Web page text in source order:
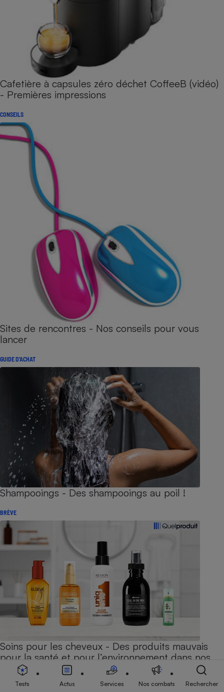
Cafetière à capsules zéro déchet CoffeeB (vidéo)
- Premières impressions
CONSEILS
Sites de rencontres - Nos conseils pour vous
lancer
GUIDE D'ACHAT
Shampooings - Des shampooings au poil !
BRÈVE
Soins pour les cheveux - Des produits mauvais
pour la santé et pour l’environnement dans nos
salles de bains
ENQUÊTE
Tests Actus Services Nos combats Rechercher